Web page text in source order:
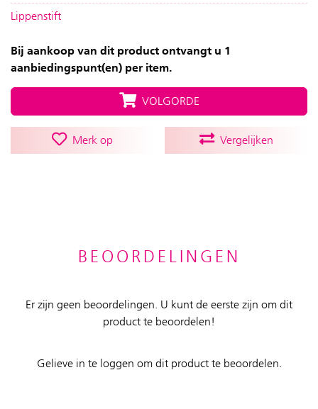
Lippenstift
Bij aankoop van dit product ontvangt u 1
aanbiedingspunt(en) per item.
VOLGORDE
Merk op Vergelijken
BEOORDELINGEN
Er zijn geen beoordelingen. U kunt de eerste zijn om dit
product te beoordelen!
Gelieve in te loggen om dit product te beoordelen.